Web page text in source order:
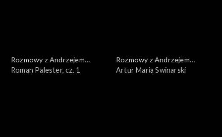
Rozmowy z Andrzejem
Doboszem
Roman Palester, cz. 1
Rozmowy z Andrzejem
Doboszem
Artur Maria Swinarski